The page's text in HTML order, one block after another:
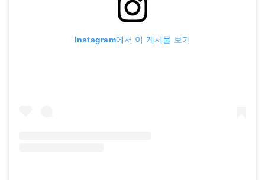
Instagram에서 이 게시물 보기